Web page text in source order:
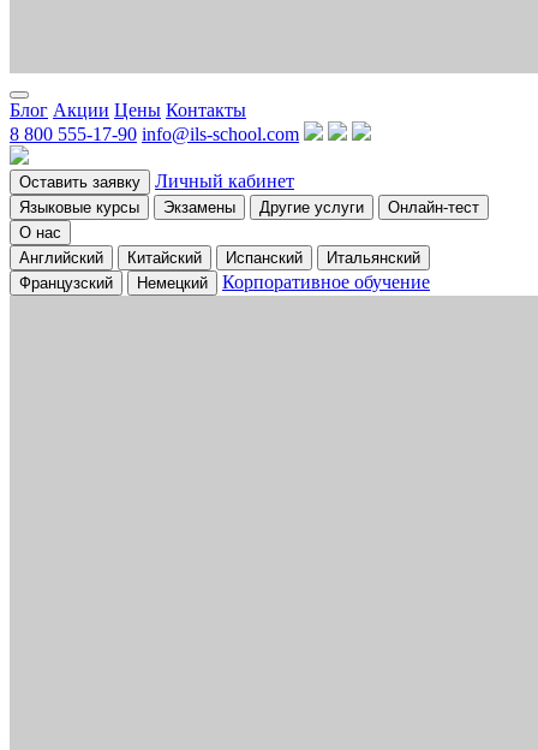
Блог Акции Цены Контакты
8 800 555-17-90 info@ils-school.com
Оставить заявку Личный кабинет
Языковые курсы Экзамены Другие услуги
Онлайн-тест
О нас
Английский
Китайский Испанский
Итальянский
Французский
Немецкий Корпоративное обучение